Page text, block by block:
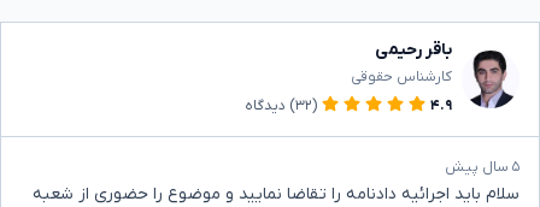
باقر رحیمی
کارشناس حقوقی
۴.۹
(۳۲) دیدگاه
۵ سال پیش
سلام باید اجرائیه دادنامه را تقاضا نمایید و موضوع را حضوری از شعبه